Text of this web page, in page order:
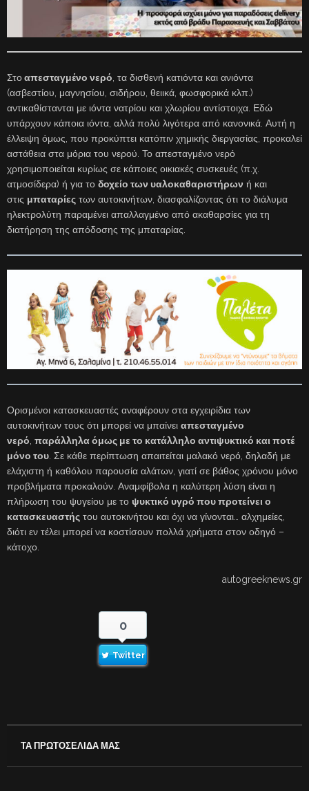
Στοαπεσταγμένο νερό , τα δισθενή κατιόντα και ανιόντα
(ασβεστίου, μαγνησίου, σιδήρου, θειικά, φωσφορικά κλπ.)
αντικαθίστανται με ιόντα νατρίου και χλωρίου αντίστοιχα. Εδώ
υπάρχουν κάποια ιόντα, αλλά πολύ λιγότερα από κανονικά. Αυτή η
έλλειψη όμως, που προκύπτει κατόπιν χημικής διεργασίας, προκαλεί
αστάθεια στα μόρια του νερού. Το απεσταγμένο νερό
χρησιμοποιείται κυρίως σε κάποιες οικιακές συσκευές (π.χ.
ατμοσίδερα) ή για το δοχείο των υαλοκαθαριστήρων ή και
στις μπαταρίες των αυτοκινήτων, διασφαλίζοντας ότι το διάλυμα
ηλεκτρολύτη παραμένει απαλλαγμένο από ακαθαρσίες για τη
διατήρηση της απόδοσης της μπαταρίας.
Ορισμένοι κατασκευαστές αναφέρουν στα εγχειρίδια των
αυτοκινήτων τους ότι μπορεί να μπαίνει απεσταγμένο
νερό παράλληλα όμως με το κατάλληλο αντιψυκτικό και ποτέ
μόνο του . Σε κάθε περίπτωση απαιτείται μαλακό νερό, δηλαδή με
ελάχιστη ή καθόλου παρουσία αλάτων, γιατί σε βάθος χρόνου μόνο
προβλήματα προκαλούν. Αναμφίβολα η καλύτερη λύση είναι η
πλήρωση του ψυγείου με το ψυκτικό υγρό που προτείνει ο
κατασκευαστής του αυτοκινήτου και όχι να γίνονται… αλχημείες,
διότι εν τέλει μπορεί να κοστίσουν πολλά χρήματα στον οδηγό –
κάτοχο.
autogreeknews.gr
0
Twitter
ΤΑ ΠΡΩΤΟΣΕΛΙΔΑ ΜΑΣ